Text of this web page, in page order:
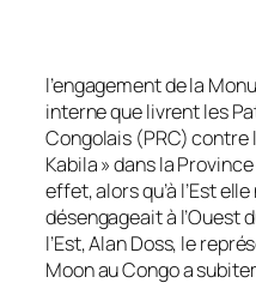
l’engagement de la
interne que livrent les
Congolais (PRC) contre
Kabila » dans la
effet, alors qu’à l’Est
désengageait à l’Ouest
l’Est, Alan Doss, le
Moon au Congo a